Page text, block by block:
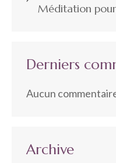
Méditation
Derniers
Aucun
Archive